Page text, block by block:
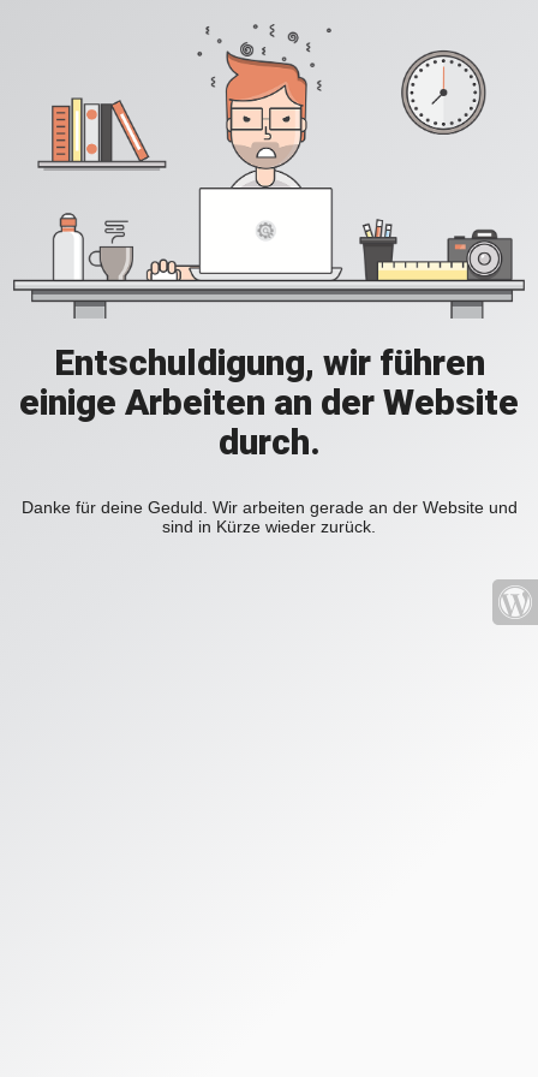
Entschuldigung, wir führen
einige Arbeiten an der Website
durch.
Danke für deine Geduld. Wir arbeiten gerade an der Website und
sind in Kürze wieder zurück.